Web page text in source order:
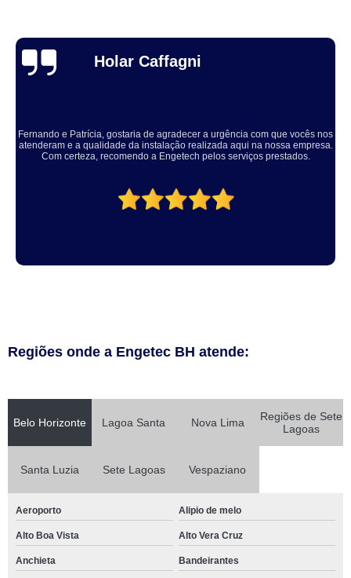
Thuane Maiara
Solucionaram o problema muito rápido, equipe educada e atenciosa. Vale
a pena, meu equipamento ficou ótimo.
Regiões onde a Engetec BH atende:
Belo Horizonte Lagoa Santa Nova Lima
Regiões de Sete
Lagoas
Santa Luzia Sete Lagoas Vespaziano
Aeroporto Alipio de melo
Alto Boa Vista Alto Vera Cruz
Anchieta Bandeirantes